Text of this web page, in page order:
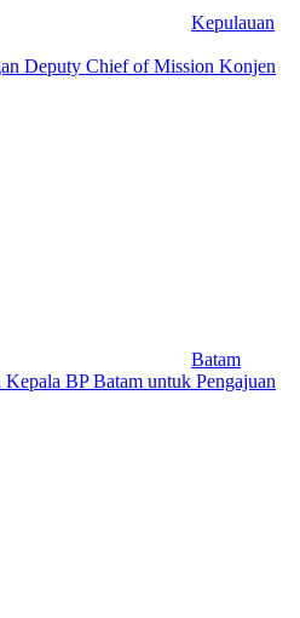
Kepulauan
Deputy Chief of Mission Konjen
Batam
BP Batam untuk Pengajuan